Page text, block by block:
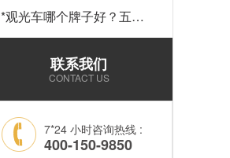
一公里”接驳更舒心！…
*观光车哪个牌子好？五菱
43800元14座锂电观光车
——选靠谱品牌，看质量
和耐用就够了！…
联系我们
CONTACT US
7*24 小时咨询热线 :
400-150-9850